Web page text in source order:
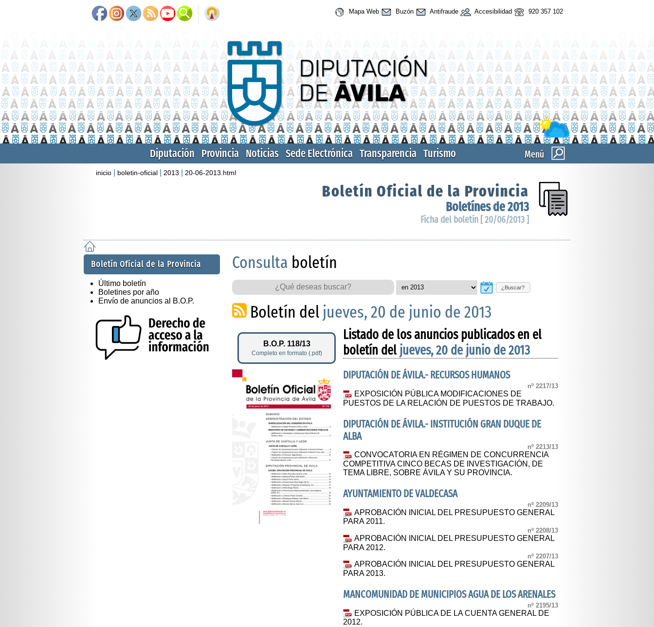
Mapa Web Buzón Antifraude Accesibilidad 920 357 102
Menú
Diputación Provincia Noticias Sede Electrónica Transparencia Turismo
inicio boletin-oficial 2013 20-06-2013.html
Boletín Oficial de la Provincia
Boletínes de 2013
Ficha del boletín [ 20/06/2013 ]
Boletín Oficial de la Provincia
Último boletín
Boletines por año
Envío de anuncios al B.O.P.
Consulta boletín
¿Buscar?
Boletín del jueves, 20 de junio de 2013
B.O.P. 118/13
Completo en formato (.pdf)
Listado de los anuncios publicados en el
boletín del jueves, 20 de junio de 2013
DIPUTACIÓN DE ÁVILA.- RECURSOS HUMANOS
nº 2217/13
EXPOSICIÓN PÚBLICA MODIFICACIONES DE
PUESTOS DE LA RELACIÓN DE PUESTOS DE TRABAJO.
DIPUTACIÓN DE ÁVILA.- INSTITUCIÓN GRAN DUQUE DE
ALBA
nº 2213/13
CONVOCATORIA EN RÉGIMEN DE CONCURRENCIA
COMPETITIVA CINCO BECAS DE INVESTIGACIÓN, DE
TEMA LIBRE, SOBRE ÁVILA Y SU PROVINCIA.
AYUNTAMIENTO DE VALDECASA
nº 2209/13
APROBACIÓN INICIAL DEL PRESUPUESTO GENERAL
PARA 2011.
nº 2208/13
APROBACIÓN INICIAL DEL PRESUPUESTO GENERAL
PARA 2012.
nº 2207/13
APROBACIÓN INICIAL DEL PRESUPUESTO GENERAL
PARA 2013.
MANCOMUNIDAD DE MUNICIPIOS AGUA DE LOS ARENALES
nº 2195/13
EXPOSICIÓN PÚBLICA DE LA CUENTA GENERAL DE
2012.